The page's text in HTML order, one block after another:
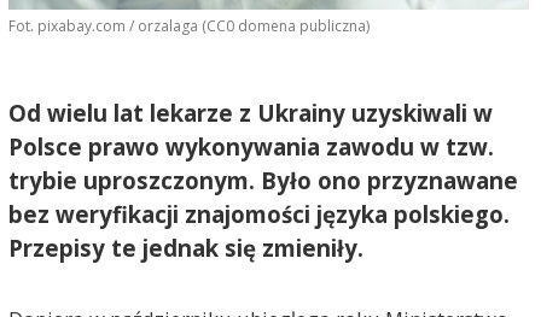
Fot. pixabay.com / orzalaga (CC0 domena publiczna)
Od wielu lat lekarze z Ukrainy uzyskiwali w
Polsce prawo wykonywania zawodu w tzw.
trybie uproszczonym. Było ono przyznawane
bez weryfikacji znajomości języka polskiego.
Przepisy te jednak się zmieniły.